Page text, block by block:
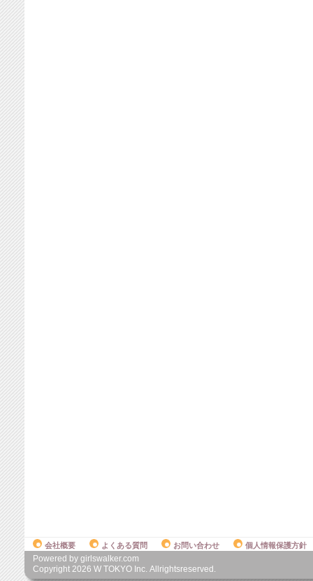
会社概要 よくある質問 お問い合わせ 個人情報保護方針
Powered by girlswalker.com
Copyright 2026 W TOKYO Inc. Allrightsreserved.